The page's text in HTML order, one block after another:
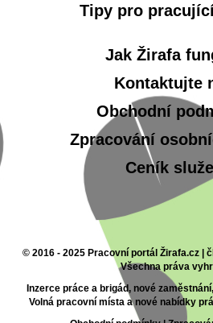
Tipy pro
Jak Žirafa
Kontaktujte
Obchodní
Zpracování
Ceník
© 2016 - 2025 Pracovní portál Žirafa.cz |
Všechna práva
Inzerce práce a brigád, nové
Volná pracovní místa a nové nabídky